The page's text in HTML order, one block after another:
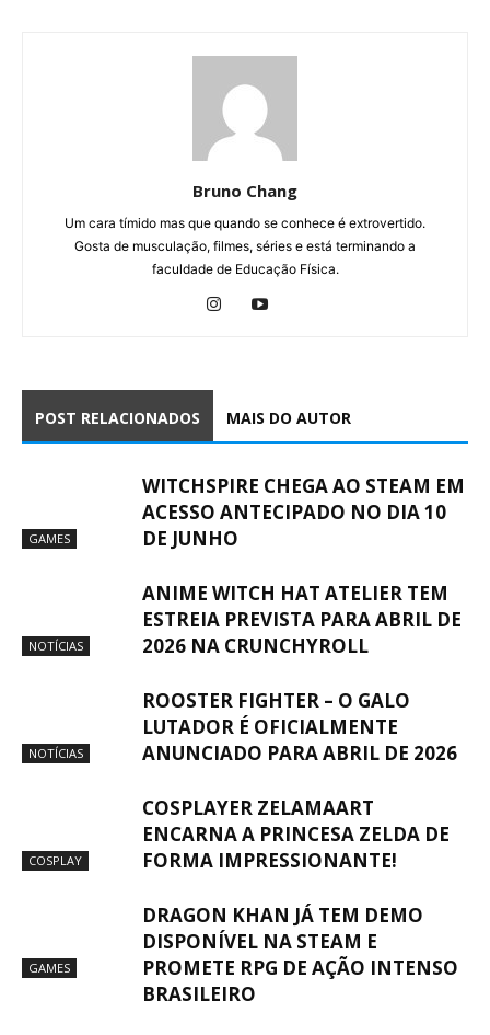
Bruno Chang
Um cara tímido mas que quando se conhece é extrovertido.
Gosta de musculação, filmes, séries e está terminando a
faculdade de Educação Física.
POST RELACIONADOS MAIS DO AUTOR
GAMES
WITCHSPIRE CHEGA AO STEAM EM
ACESSO ANTECIPADO NO DIA 10
DE JUNHO
NOTÍCIAS
ANIME WITCH HAT ATELIER TEM
ESTREIA PREVISTA PARA ABRIL DE
2026 NA CRUNCHYROLL
NOTÍCIAS
ROOSTER FIGHTER – O GALO
LUTADOR É OFICIALMENTE
ANUNCIADO PARA ABRIL DE 2026
COSPLAY
COSPLAYER ZELAMAART
ENCARNA A PRINCESA ZELDA DE
FORMA IMPRESSIONANTE!
GAMES
DRAGON KHAN JÁ TEM DEMO
DISPONÍVEL NA STEAM E
PROMETE RPG DE AÇÃO INTENSO
BRASILEIRO